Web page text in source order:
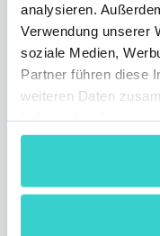
analysieren.
Verwendung unserer
soziale Medien,
Partner führen diese
weiteren Daten
gesammelt haben.
vor
Montag 17
NSYS
NSYS
Zustände
künstlichen
3 min lesen